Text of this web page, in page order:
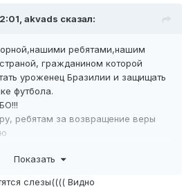
akvads сказал:
ребятами,нашим
гражданином которой
уроженец Бразилии и защищать
футбола.
ребятам за возвращение веры
продолжается!!!
Показать
слезы(((( Видно